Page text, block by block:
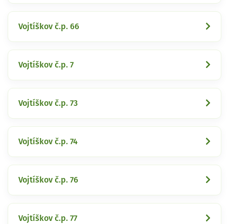
Vojtíškov č.p. 66
Vojtíškov č.p. 7
Vojtíškov č.p. 73
Vojtíškov č.p. 74
Vojtíškov č.p. 76
Vojtíškov č.p. 77